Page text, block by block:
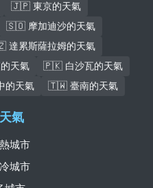
🇯🇵 東京的天氣
🇸🇴 摩加迪沙的天氣
累斯薩拉姆的天氣
天氣
🇵🇰 白沙瓦的天氣
天氣 🇹🇼 臺南的天氣
氣
城市
城市